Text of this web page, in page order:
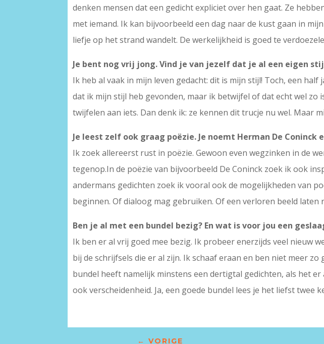
denken mensen dat een gedicht expliciet over hen gaat. Ze
met iemand. Ik kan bijvoorbeeld een dag naar de kust gaan in
liefje op het strand wandelt. De werkelijkheid is goed te
Je bent nog vrij jong. Vind je van jezelf dat je al een eigen
Ik heb al vaak in mijn leven gedacht: dit is mijn stijl! Toch, een
dat ik mijn stijl heb gevonden, maar ik betwijfel of dat echt wel
twijfelen aan iets. Dan denk ik: ze kennen dit trucje nu wel. Maar
Je leest zelf ook graag poëzie. Je noemt Herman De
Ik zoek allereerst rust in poëzie. Gewoon even wegzinken in de
tegenop.In de poëzie van bijvoorbeeld De Coninck zoek ik ook
andermans gedichten zoek ik vooral ook de mogelijkheden van
beginnen. Of dialoog mag gebruiken. Of een verloren beeld laten
Ben je al met een bundel bezig? En wat is voor jou een
Ik ben er al vrij goed mee bezig. Ik probeer enerzijds veel nieuw
bij de schrijfsels die er al zijn. Ik schaaf eraan en ben niet meer
bundel heeft namelijk minstens een dertigtal gedichten, als het
ook verscheidenheid. Ja, een goede bundel lees je het liefst twee
← VORIGE